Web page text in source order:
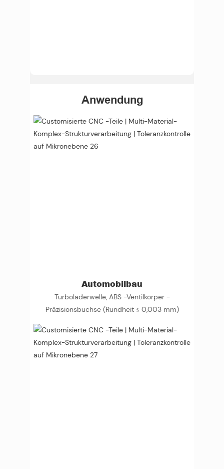
Anwendung
Automobilbau
Turboladerwelle, ABS -Ventilkörper -
Präzisionsbuchse (Rundheit ≤ 0,003 mm)